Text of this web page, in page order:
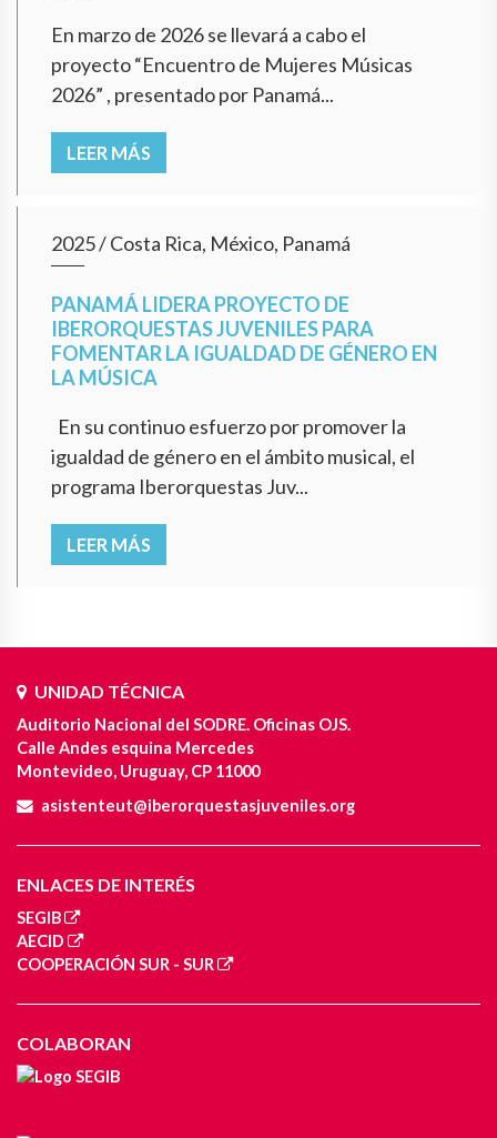
En marzo de 2026 se llevará a cabo el
proyecto “Encuentro de Mujeres Músicas
2026” , presentado por Panamá...
LEER MÁS
2025/Costa Rica, México, Panamá
PANAMÁ LIDERA PROYECTO DE
IBERORQUESTAS JUVENILES PARA
FOMENTAR LA IGUALDAD DE GÉNERO EN
LA MÚSICA
En su continuo esfuerzo por promover la
igualdad de género en el ámbito musical, el
programa Iberorquestas Juv...
LEER MÁS
UNIDAD TÉCNICA
Auditorio Nacional del SODRE. Oficinas OJS.
Calle Andes esquina Mercedes
Montevideo, Uruguay, CP 11000
asistenteut@iberorquestasjuveniles.org
ENLACES DE INTERÉS
SEGIB
AECID
COOPERACIÓN SUR - SUR
COLABORAN